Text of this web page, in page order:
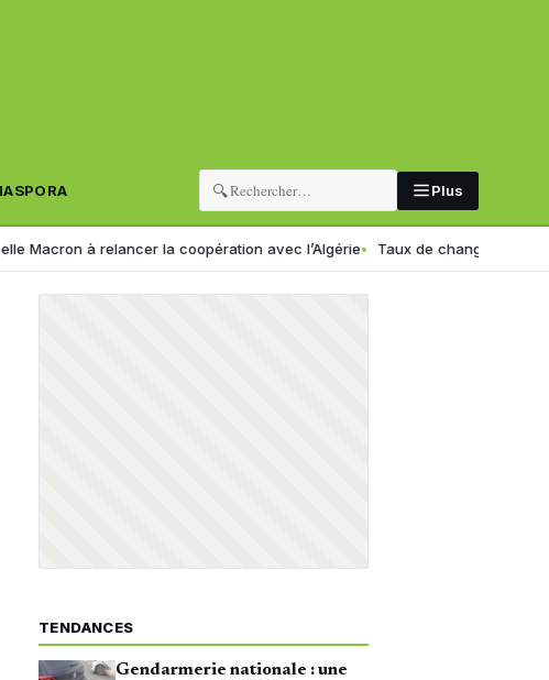
🔍 Plus
à relancer la coopération avec l’Algérie Taux de change en Algérie :
TENDANCES
Gendarmerie nationale : une